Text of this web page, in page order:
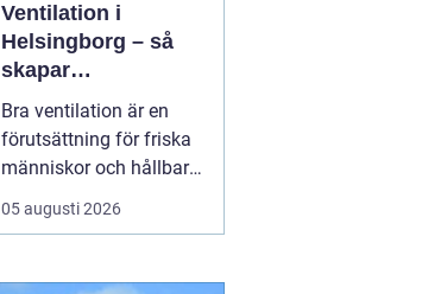
Ventilation i
Helsingborg – så
skapar
fastighetsägare
friskare och mer
energieffektiva
Bra ventilation är en
förutsättning för friska
människor och hållbara
byggnader. I en kuststad
som Helsingborg, med
temperaturer och många
05 augusti 2026